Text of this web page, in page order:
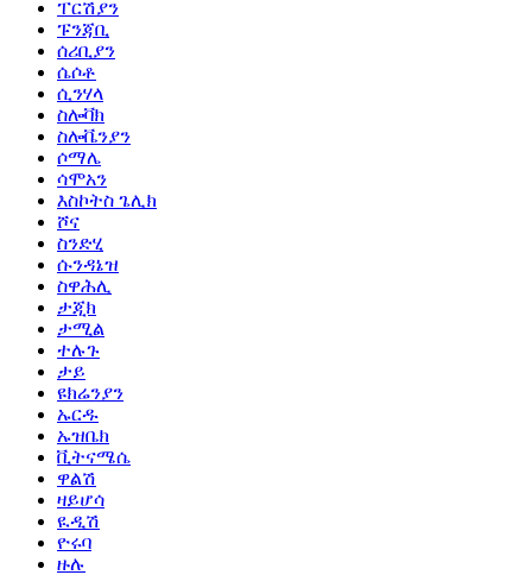
ፐርሽያን
ፑንጃቢ
ሰሪቢያን
ሴሶቶ
ሲንሃላ
ስሎቫክ
ስሎቬንያን
ሶማሌ
ሳሞአን
እስኮትስ ጌሊክ
ሾና
ስንድሂ
ሱንዳኔዝ
ስዋሕሊ
ታጂክ
ታሚል
ተሉጉ
ታይ
ዩክሬንያን
ኡርዱ
ኡዝቤክ
ቪትናሜሴ
ዋልሽ
ዛይሆሳ
ዪዲሽ
ዮሩባ
ዙሉ